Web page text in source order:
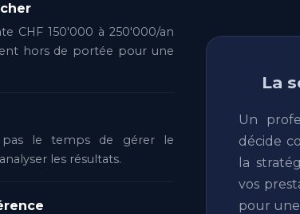
CHF 150'000 à 250'000/an
hors de portée pour une
pas le temps de gérer le
les résultats.
La
Un
décide
la
vos
pour